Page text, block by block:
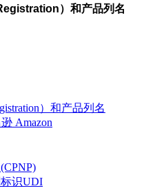
）和产品列名
）和产品列名
Amazon
识UDI